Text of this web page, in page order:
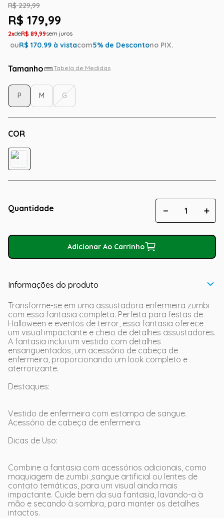
R$ 229,99
R$ 179,99
2 R$ 89,99
ouR$ 170.99 à vistacom5% de Descontono PIX.
Tamanho Tabela de Medidas
COR
P M G
Quantidade ＋
－
Adicionar Ao Carrinho
Informações do produto
Transforme-se em uma assustadora enfermeira zumbi
com essa fantasia completa. Perfeita para festas de
Halloween e eventos de terror, essa fantasia oferece
um visual impactante e cheio de detalhes assustadores.
A fantasia inclui um vestido com detalhes
ensanguentados, um acessório de cabeça de
enfermeira, proporcionando um look completo e
aterrorizante.
Destaques:
Vestido de enfermeira com estampa de sangue.
Acessório de cabeça de enfermeira.
Dicas de Uso:
Combine a fantasia com acessórios adicionais, como
maquiagem de zumbi ,sangue artificial ou lentes de
contato temáticas, para um visual ainda mais
impactante. Cuide bem da sua fantasia, lavando-a à
mão e secando à sombra, para manter os detalhes
intactos.